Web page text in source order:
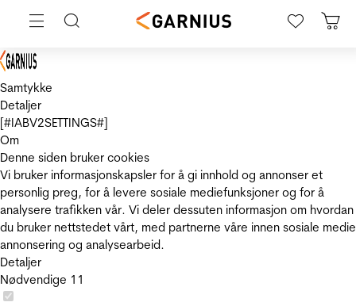
Samtykke
Detaljer
[#IABV2SETTINGS#]
Om
Denne siden bruker cookies
Vi bruker informasjonskapsler for å gi innhold og annonser et
personlig preg, for å levere sosiale mediefunksjoner og for å
analysere trafikken vår. Vi deler dessuten informasjon om hvordan
du bruker nettstedet vårt, med partnerne våre innen sosiale
annonsering og analysearbeid.
Detaljer
Nødvendige 11